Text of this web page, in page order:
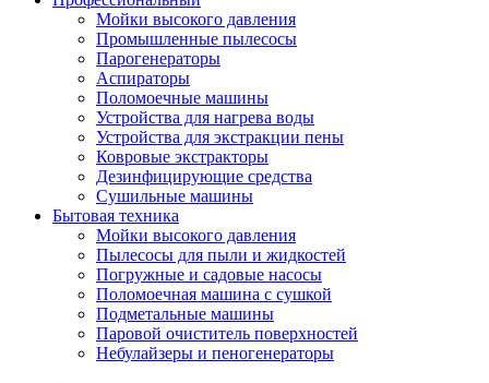
Мойки высокого давления
Промышленные пылесосы
Парогенераторы
Аспираторы
Поломоечные машины
Устройства для нагрева воды
Устройства для экстракции пены
Ковровые экстракторы
Дезинфицирующие средства
Сушильные машины
Бытовая техника
Мойки высокого давления
Пылесосы для пыли и жидкостей
Погружные и садовые насосы
Поломоечная машина с сушкой
Подметальные машины
Паровой очиститель поверхностей
Небулайзеры и пеногенераторы